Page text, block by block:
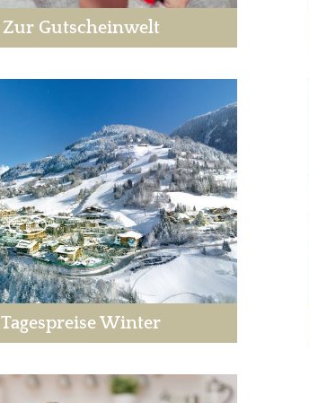
Zur Gutscheinwelt
Tagespreise Winter